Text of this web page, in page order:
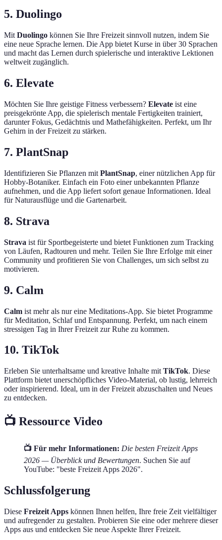
5. Duolingo
Mit Duolingo können Sie Ihre Freizeit sinnvoll nutzen, indem Sie
eine neue Sprache lernen. Die App bietet Kurse in über 30 Sprachen
und macht das Lernen durch spielerische und interaktive Lektionen
weltweit zugänglich.
6. Elevate
Möchten Sie Ihre geistige Fitness verbessern? Elevate ist eine
preisgekrönte App, die spielerisch mentale Fertigkeiten trainiert,
darunter Fokus, Gedächtnis und Mathefähigkeiten. Perfekt, um Ihr
Gehirn in der Freizeit zu stärken.
7. PlantSnap
Identifizieren Sie Pflanzen mit PlantSnap, einer nützlichen App für
Hobby-Botaniker. Einfach ein Foto einer unbekannten Pflanze
aufnehmen, und die App liefert sofort genaue Informationen. Ideal
für Naturausflüge und die Gartenarbeit.
8. Strava
Strava ist für Sportbegeisterte und bietet Funktionen zum Tracking
von Läufen, Radtouren und mehr. Teilen Sie Ihre Erfolge mit einer
Community und profitieren Sie von Challenges, um sich selbst zu
motivieren.
9. Calm
Calm ist mehr als nur eine Meditations-App. Sie bietet Programme
für Meditation, Schlaf und Entspannung. Perfekt, um nach einem
stressigen Tag in Ihrer Freizeit zur Ruhe zu kommen.
10. TikTok
Erleben Sie unterhaltsame und kreative Inhalte mit TikTok. Diese
Plattform bietet unerschöpfliches Video-Material, ob lustig, lehrreich
oder inspirierend. Ideal, um in der Freizeit abzuschalten und Neues
zu entdecken.
📺 Ressource Video
📺 Für mehr Informationen: Die besten Freizeit Apps
2026 — Überblick und Bewertungen. Suchen Sie auf
YouTube: "beste Freizeit Apps 2026".
Schlussfolgerung
Diese Freizeit Apps können Ihnen helfen, Ihre freie Zeit vielfältiger
und aufregender zu gestalten. Probieren Sie eine oder mehrere dieser
Apps aus und entdecken Sie neue Aspekte Ihrer Freizeit.